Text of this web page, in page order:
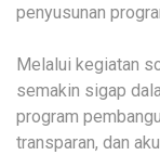
penyusunan
Melalui kegiatan
semakin sigap
program
transparan, dan